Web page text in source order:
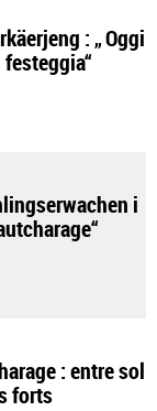
: „ Oggi
i
: entre sol
forts